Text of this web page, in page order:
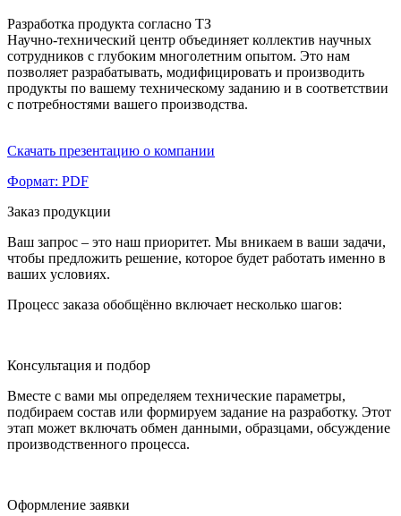
Разработка продукта согласно ТЗ
Научно-технический центр объединяет коллектив научных
сотрудников с глубоким многолетним опытом. Это нам
позволяет разрабатывать, модифицировать и производить
продукты по вашему техническому заданию и в соответствии
с потребностями вашего производства.
Скачать презентацию о компании
Формат: PDF
Заказ продукции
Ваш запрос – это наш приоритет. Мы вникаем в ваши задачи,
чтобы предложить решение, которое будет работать именно в
ваших условиях.
Процесс заказа обобщённо включает несколько шагов:
Консультация и подбор
Вместе с вами мы определяем технические параметры,
подбираем состав или формируем задание на разработку. Этот
этап может включать обмен данными, образцами, обсуждение
производственного процесса.
Оформление заявки